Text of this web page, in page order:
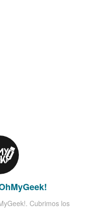
Cubrimos los